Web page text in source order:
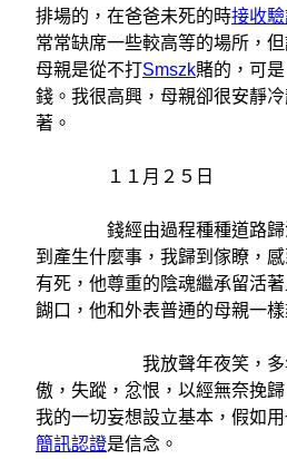
排場的，在爸爸未死的時接收
常常缺席一些較高等的場所，
母親是從不打Smszk賭的，可
錢。我很高興，母親卻很安靜
著。
１１月２５日
錢經由過程種種道路歸流
到產生什麼事，我歸到傢瞭，
有死，他尊重的陰魂繼承留活
餬口，他和外表普通的母親一
我放聲年夜笑，多年來
傲，失蹤，忿恨，以經無奈挽
我的一切妄想設立基本，假如
簡訊認證是信念。